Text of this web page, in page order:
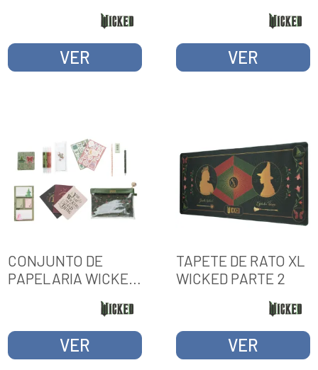
VER VER
CONJUNTO DE
PAPELARIA WICKED
VER
TAPETE DE RATO XL
WICKED PARTE 2
VER